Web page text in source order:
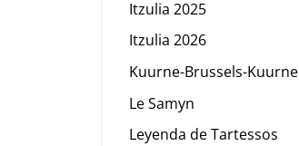
Itzulia 2025
Itzulia 2026
Kuurne-Brussels-Kuurne
Le Samyn
Leyenda de Tartessos